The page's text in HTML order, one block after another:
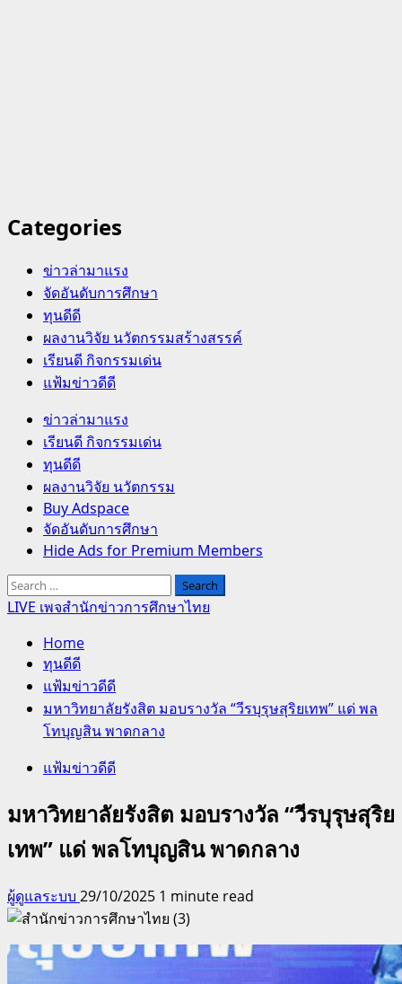
Categories
ข่าวล่ามาแรง
จัดอันดับการศึกษา
ทุนดีดี
ผลงานวิจัย นวัตกรรมสร้างสรรค์
เรียนดี กิจกรรมเด่น
แฟ้มข่าวดีดี
Primary
Menu
ข่าวล่ามาแรง
เรียนดี กิจกรรมเด่น
ทุนดีดี
ผลงานวิจัย นวัตกรรม
Buy Adspace
จัดอันดับการศึกษา
Hide Ads for Premium Members
Search
for:
LIVE เพจสำนักข่าวการศึกษาไทย
Home
ทุนดีดี
แฟ้มข่าวดีดี
มหาวิทยาลัยรังสิต มอบรางวัล “วีรบุรุษสุริยเทพ” แด่ พล
โทบุญสิน พาดกลาง
แฟ้มข่าวดีดี
มหาวิทยาลัยรังสิต มอบรางวัล “วีรบุรุษสุริย
เทพ” แด่ พลโทบุญสิน พาดกลาง
ผู้ดูแลระบบ 29/10/2025 1 minute read